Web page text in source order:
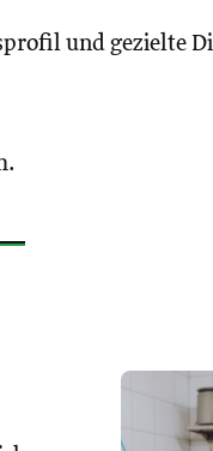
und gezielte